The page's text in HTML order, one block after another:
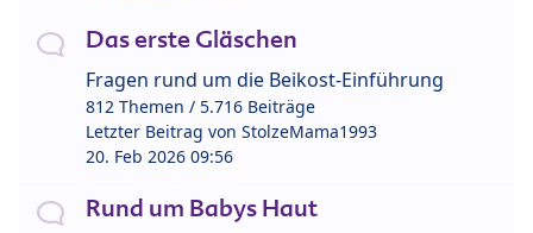
Das erste Gläschen
Fragen rund um die Beikost-Einführung
812 Themen / 5.716 Beiträge
Letzter Beitrag von StolzeMama1993
20. Feb 2026 09:56
Rund um Babys Haut